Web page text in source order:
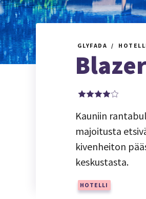
GLYFADA
Kauniin
majoitusta
kivenheiton
keskustasta.
HOTELLI